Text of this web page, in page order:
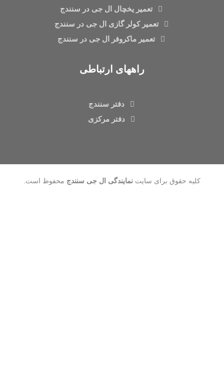
تعمیر یخچال ال جی در سنندج
تعمیر کولر گازی ال جی در سنندج
تعمیر ماکروفر ال جی در سنندج
راههای ارتباطی
دفتر سنندج
دفتر مرکزی
کلیه حقوق برای سایت نمایندگی ال جی سنندج محفوظ است.